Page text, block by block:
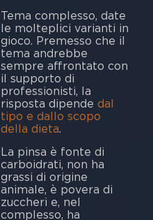
Tema complesso, date
le molteplici varianti in
gioco. Premesso che il
tema andrebbe
sempre affrontato con
il supporto di
professionisti, la
risposta dipende dal
tipo e dallo scopo
della dieta.
La pinsa è fonte di
carboidrati, non ha
grassi di origine
animale, è povera di
zuccheri e, nel
complesso, ha